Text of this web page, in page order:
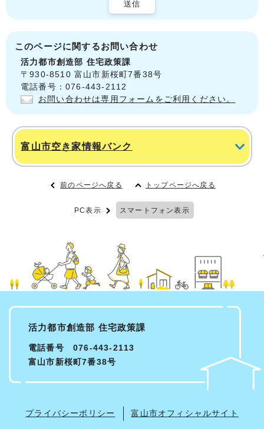
送信
このページに関するお問い合わせ
活力都市創造部 住宅政策課
〒930-8510 富山市新桜町7番38号
電話番号：076-443-2112
お問い合わせは専用フォームをご利用ください。
富山市空き家情報バンク
前のページへ戻る トップページへ戻る
PC表示 スマートフォン表示
活力都市創造部 住宅政策課
電話番号 076-443-2113
富山市新桜町7番38号
プライバシーポリシー 富山市オフィシャルサイト